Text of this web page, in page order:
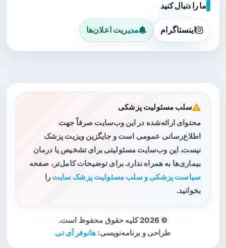
ما را دنبال کنید
اینستاگرام مدیریت اعلان‌ها
سلب مسئولیت پزشکی
محتوای ارائه‌شده در این وب‌سایت صرفاً جهت
اطلاع‌رسانی عمومی است و جایگزین ویزیت پزشک
نیست. این وب‌سایت مسئولیتی برای تشخیص یا درمان
بیماری‌ها به همراه ندارد. برای توضیحات کامل‌تر، صفحه
سیاست پزشکی و سلب مسئولیت پزشک سایت را
بخوانید.
© 2026 کلیه حقوق محفوظ است.
طراحی و برنامه‌نویسی: هانوفر آی تی